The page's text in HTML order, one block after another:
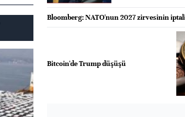
Bloomberg: NATO'nun 2027 zirvesinin
Bitcoin'de Trump düşüşü